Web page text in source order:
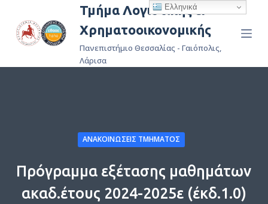
ε
ο
Τμήμα Λογιστικής &
Χρηματοοικονομικής
Πανεπιστήμιο Θεσσαλίας - Γαιόπολις,
Λάρισα
ΑΝΑΚΟΙΝΏΣΕΙΣ ΤΜΉΜΑΤΟΣ
Πρόγραμμα εξέτασης μαθημάτων
ακαδ.έτους 2024-2025ε (έκδ.1.0)
Ελληνικά